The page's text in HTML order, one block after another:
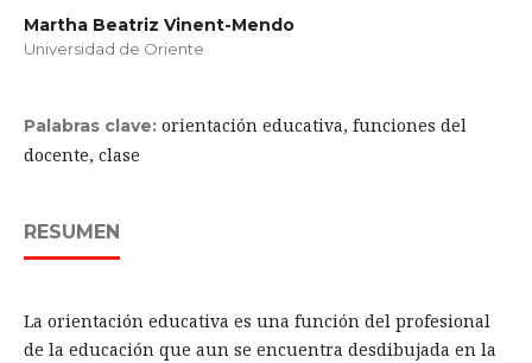
Martha Beatriz Vinent-Mendo
Universidad de Oriente
Palabras clave: orientación educativa, funciones del
docente, clase
RESUMEN
La orientación educativa es una función del profesional
de la educación que aun se encuentra desdibujada en la